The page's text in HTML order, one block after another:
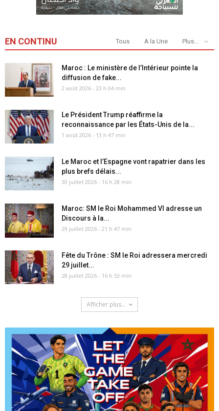
EN CONTINU Tous A la Une Plus...
Maroc : Le ministère de l’Intérieur pointe la
diffusion de fake...
2 août 2026 - 23 h 04 min
Le Président Trump réaffirme la
reconnaissance par les États-Unis de la...
1 août 2026 - 13 h 47 min
Le Maroc et l’Espagne vont rapatrier dans les
plus brefs délais...
30 juillet 2026 - 16 h 28 min
Maroc: SM le Roi Mohammed VI adresse un
Discours à la...
29 juillet 2026 - 21 h 47 min
Fête du Trône : SM le Roi adressera mercredi
29 juillet...
28 juillet 2026 - 16 h 53 min
Afficher plus...